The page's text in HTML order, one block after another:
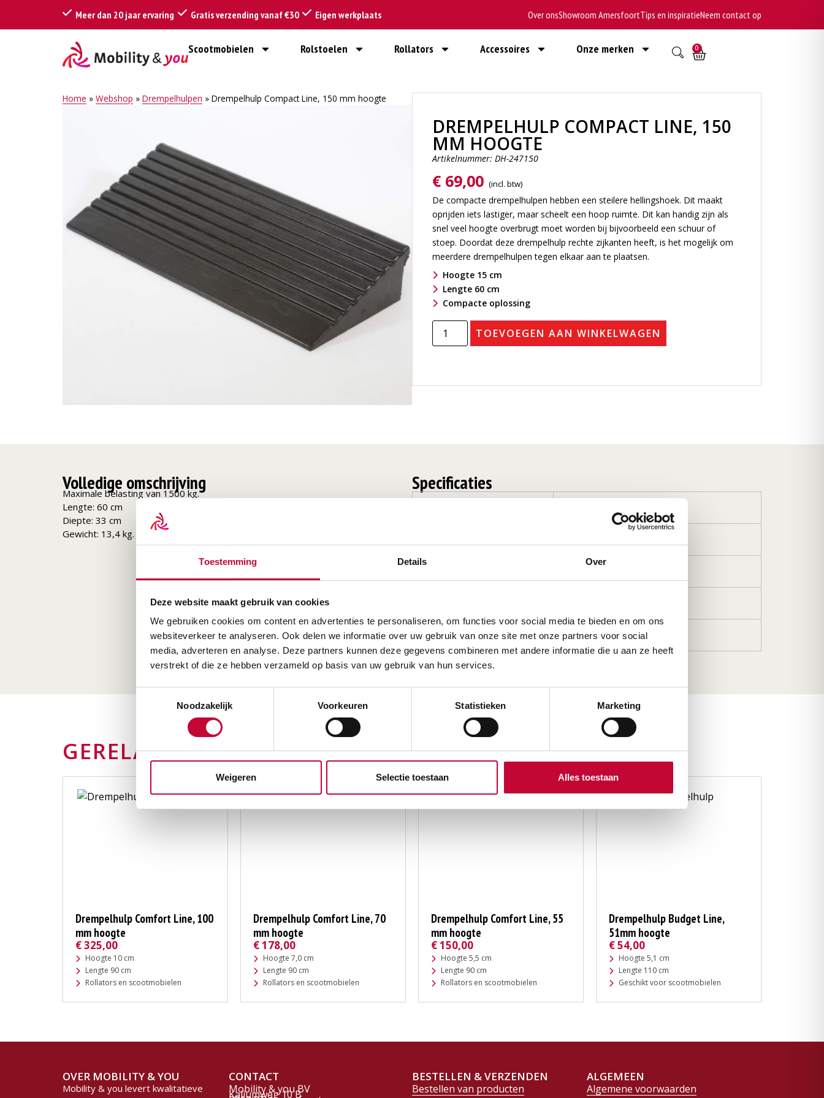
Toestemming Details Over
Deze website maakt gebruik van cookies
We gebruiken cookies om content en advertenties te personaliseren, om functies voor social media te bieden en om ons
websiteverkeer te analyseren. Ook delen we informatie over uw gebruik van onze site met onze partners voor social
media, adverteren en analyse. Deze partners kunnen deze gegevens combineren met andere informatie die u aan ze heeft
verstrekt of die ze hebben verzameld op basis van uw gebruik van hun services.
Noodzakelijk
Voorkeuren Statistieken Marketing
Weigeren Selectie toestaan Alles toestaan
Meer dan 20 jaar ervaring Gratis verzending vanaf €30 Eigen werkplaats Over onsShowroom AmersfoortTips en inspiratieNeem contact op
Scootmobielen Rolstoelen Rollators Accessoires Onze merken 0
Home » Webshop » Drempelhulpen » Drempelhulp Compact Line, 150 mm hoogte
DREMPELHULP COMPACT LINE, 150
MM HOOGTE
Artikelnummer: DH-247150
€ 69,00
De compacte drempelhulpen hebben een steilere hellingshoek. Dit maakt
oprijden iets lastiger, maar scheelt een hoop ruimte. Dit kan handig zijn als
snel veel hoogte overbrugt moet worden bij bijvoorbeeld een schuur of
stoep. Doordat deze drempelhulp rechte zijkanten heeft, is het mogelijk om
meerdere drempelhulpen tegen elkaar aan te plaatsen.
Hoogte 15 cm
Lengte 60 cm
Compacte oplossing
TOEVOEGEN AAN WINKELWAGEN
Volledige omschrijving
Maximale belasting van 1500 kg.
Lengte: 60 cm
Diepte: 33 cm
Gewicht: 13,4 kg.
Specificaties
Kleur Zwart
GERELATEERDE PRODUCTEN
Drempelhulp Comfort Line, 100
mm hoogte
€325,00
Hoogte 10 cm
Lengte 90 cm
Rollators en scootmobielen
Drempelhulp Comfort Line, 70
mm hoogte
€178,00
Hoogte 7,0 cm
Lengte 90 cm
Rollators en scootmobielen
Drempelhulp Comfort Line, 55
mm hoogte
€150,00
Hoogte 5,5 cm
Lengte 90 cm
Rollators en scootmobielen
Drempelhulp Budget Line,
51mm hoogte
€54,00
Hoogte 5,1 cm
Lengte 110 cm
Geschikt voor scootmobielen
OVER MOBILITY & YOU
Mobility & you levert kwalitatieve
CONTACT
Mobility & you BV
Kaliumweg 10 B
BESTELLEN & VERZENDEN
Bestellen van producten
ALGEMEEN
Algemene voorwaarden